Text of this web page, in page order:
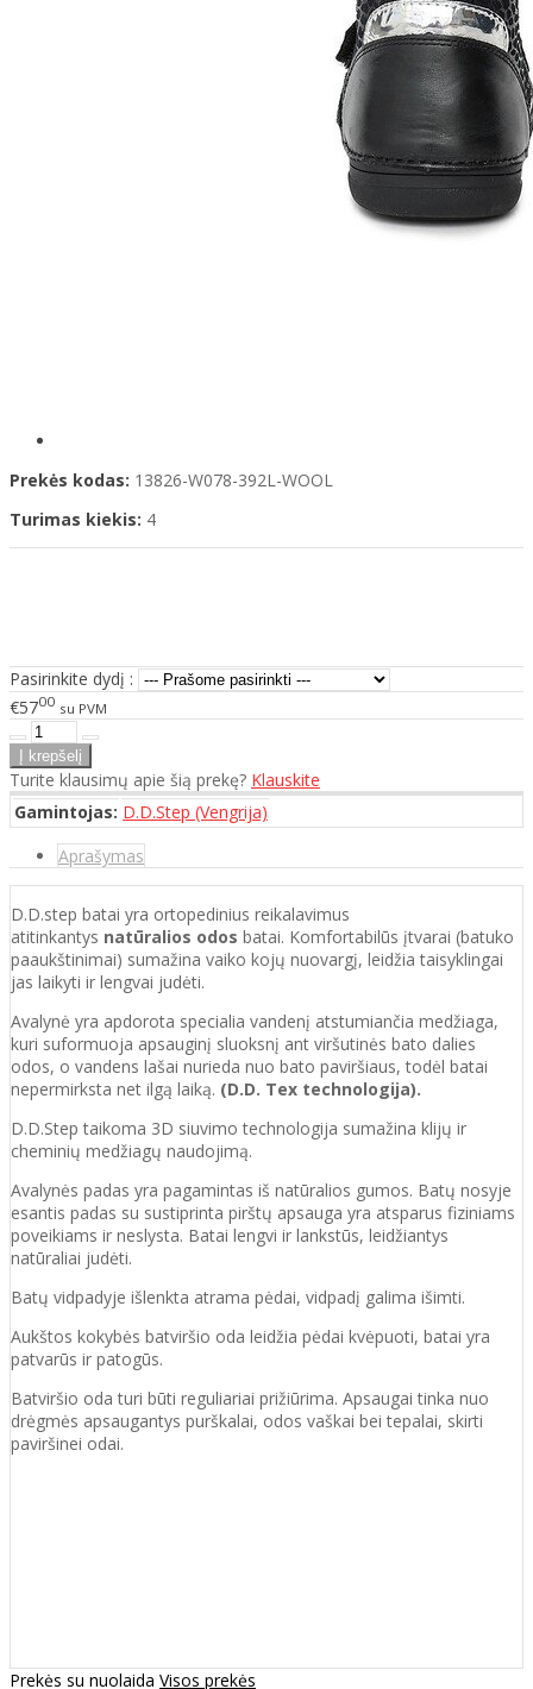
Prekės kodas: 13826-W078-392L-WOOL
Turimas kiekis: 4
Pasirinkite dydį :
€5700 su PVM
Turite klausimų apie šią prekę? Klauskite
Gamintojas: D.D.Step (Vengrija)
Aprašymas
D.D.step batai yra ortopedinius reikalavimus
atitinkantys natūralios odos batai. Komfortabilūs įtvarai (batuko
paaukštinimai) sumažina vaiko kojų nuovargį, leidžia taisyklingai
jas laikyti ir lengvai judėti.
Avalynė yra apdorota specialia vandenį atstumiančia medžiaga,
kuri suformuoja apsauginį sluoksnį ant viršutinės bato dalies
odos, o vandens lašai nurieda nuo bato paviršiaus, todėl batai
nepermirksta net ilgą laiką. (D.D. Tex technologija).
D.D.Step taikoma 3D siuvimo technologija sumažina klijų ir
cheminių medžiagų naudojimą.
Avalynės padas yra pagamintas iš natūralios gumos. Batų nosyje
esantis padas su sustiprinta pirštų apsauga yra atsparus fiziniams
poveikiams ir neslysta. Batai lengvi ir lankstūs, leidžiantys
natūraliai judėti.
Batų vidpadyje išlenkta atrama pėdai, vidpadį galima išimti.
Aukštos kokybės batviršio oda leidžia pėdai kvėpuoti, batai yra
patvarūs ir patogūs.
Batviršio oda turi būti reguliariai prižiūrima. Apsaugai tinka nuo
drėgmės apsaugantys purškalai, odos vaškai bei tepalai, skirti
paviršinei odai.
Prekės su nuolaida Visos prekės